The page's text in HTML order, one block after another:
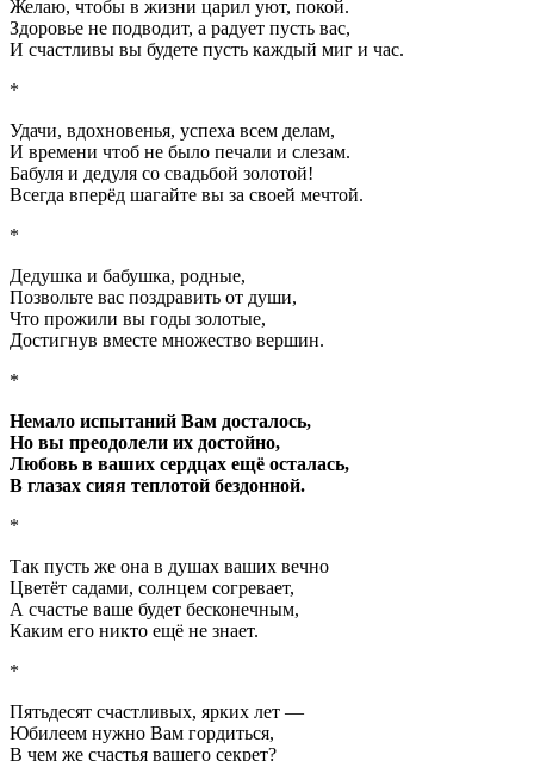
Желаю, чтобы в жизни царил уют, покой.
Здоровье не подводит, а радует пусть вас,
И счастливы вы будете пусть каждый миг и час.
*
Удачи, вдохновенья, успеха всем делам,
И времени чтоб не было печали и слезам.
Бабуля и дедуля со свадьбой золотой!
Всегда вперёд шагайте вы за своей мечтой.
*
Дедушка и бабушка, родные,
Позвольте вас поздравить от души,
Что прожили вы годы золотые,
Достигнув вместе множество вершин.
*
Немало испытаний Вам досталось,
Но вы преодолели их достойно,
Любовь в ваших сердцах ещё осталась,
В глазах сияя теплотой бездонной.
*
Так пусть же она в душах ваших вечно
Цветёт садами, солнцем согревает,
А счастье ваше будет бесконечным,
Каким его никто ещё не знает.
*
Пятьдесят счастливых, ярких лет —
Юбилеем нужно Вам гордиться,
В чем же счастья вашего секрет?